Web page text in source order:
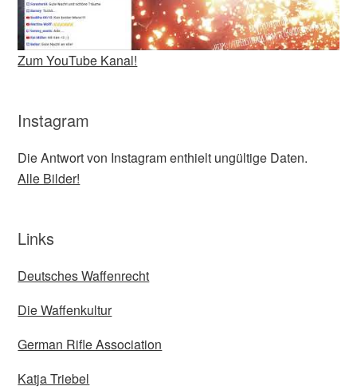
Zum YouTube Kanal!
Instagram
Die Antwort von Instagram enthielt ungültige Daten.
Alle Bilder!
Links
Deutsches Waffenrecht
Die Waffenkultur
German Rifle Association
Katja Triebel